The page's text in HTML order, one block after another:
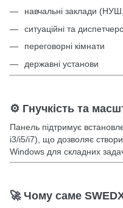
навчальні заклади
ситуаційні та
переговорні кімнати
державні установи
⚙️ Гнучкість та
Панель підтримує
i3/i5/i7), що дозволяє
Windows для складних
🚀 Чому саме